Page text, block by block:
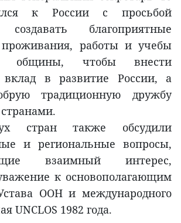
к России с просьбой
создавать благоприятные
проживания, работы и учебы
общины, чтобы внести
в развитие России, а
традиционную дружбу
стран также обсудили
и региональные вопросы,
взаимный интерес,
к основополагающим
ООН и международного
UNCLOS 1982 года.